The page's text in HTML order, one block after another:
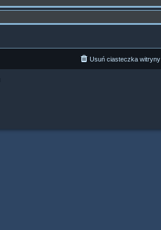
Usuń ciasteczka witryny